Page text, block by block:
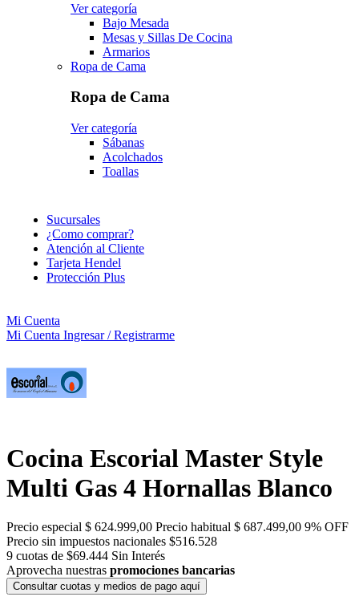
Ver categoría
Bajo Mesada
Mesas y Sillas De Cocina
Armarios
Ropa de Cama
Ropa de Cama
Ver categoría
Sábanas
Acolchados
Toallas
Sucursales
¿Como comprar?
Atención al Cliente
Tarjeta Hendel
Protección Plus
Mi Cuenta
Mi Cuenta Ingresar / Registrarme
Cocina Escorial Master Style
Multi Gas 4 Hornallas Blanco
Precio especial $ 624.999,00 Precio habitual $ 687.499,00 9% OFF
Precio sin impuestos nacionales $516.528
9 cuotas de $69.444 Sin Interés
Aprovecha nuestras promociones bancarias
Consultar cuotas y medios de pago aquí